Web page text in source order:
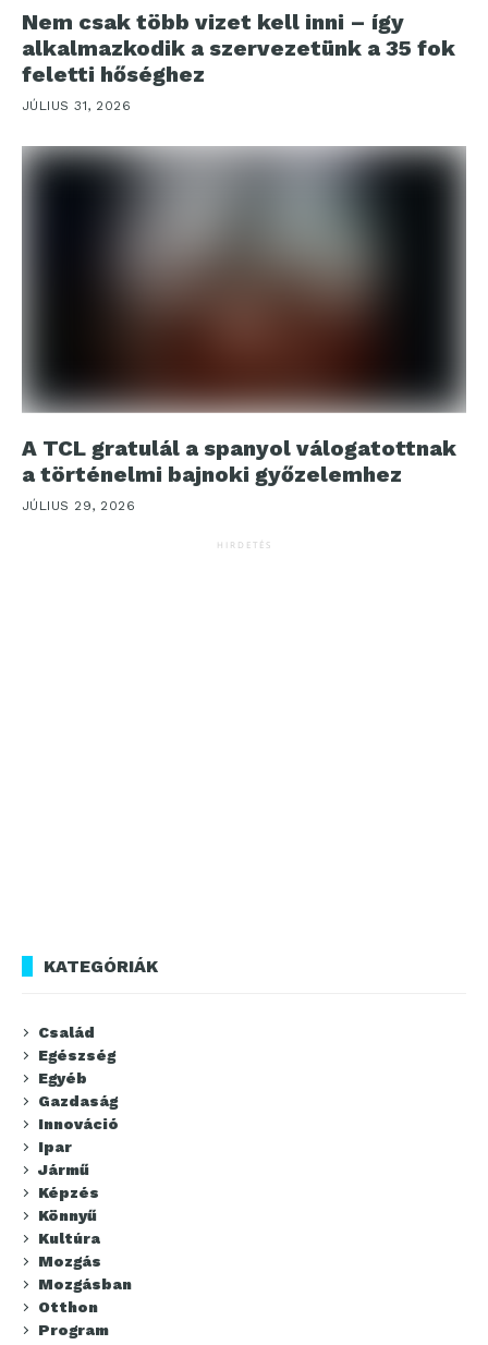
Nem csak több vizet kell inni – így
alkalmazkodik a szervezetünk a 35 fok
feletti hőséghez
JÚLIUS 31, 2026
A TCL gratulál a spanyol válogatottnak
a történelmi bajnoki győzelemhez
JÚLIUS 29, 2026
HIRDETÉS
KATEGÓRIÁK
Család
Egészség
Egyéb
Gazdaság
Innováció
Ipar
Jármű
Képzés
Könnyű
Kultúra
Mozgás
Mozgásban
Otthon
Program